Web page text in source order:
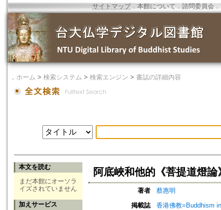
サイトマップ．本館について ． 諮問委員会 ．
． ホーム > 検索システム > 検索エンジン > 書誌の詳細内容
本文を読む
まだ本館にオーソラ
イズされていません
加えサービス
阿底峽和他的《菩提道燈論
著者
蔡惠明
掲載誌
香港佛教=Buddhism